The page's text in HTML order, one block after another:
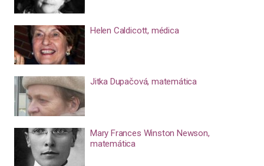
Helen Caldicott, médica
Jitka Dupačová, matemática
Mary Frances Winston Newson,
matemática